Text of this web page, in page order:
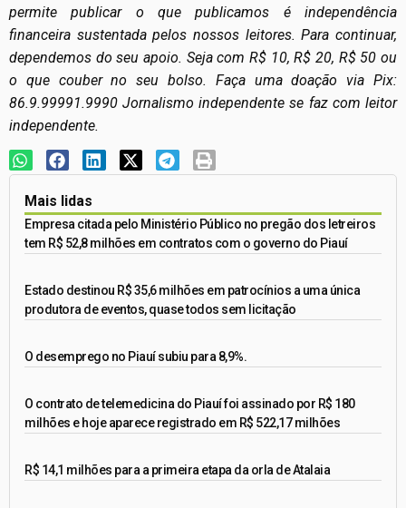
permite publicar o que publicamos é independência
financeira sustentada pelos nossos leitores. Para continuar,
dependemos do seu apoio. Seja com R$ 10, R$ 20, R$ 50 ou
o que couber no seu bolso. Faça uma doação via Pix:
86.9.99991.9990 Jornalismo independente se faz com leitor
independente.
Mais lidas
Empresa citada pelo Ministério Público no pregão dos letreiros
tem R$ 52,8 milhões em contratos com o governo do Piauí
Estado destinou R$ 35,6 milhões em patrocínios a uma única
produtora de eventos, quase todos sem licitação
O desemprego no Piauí subiu para 8,9%.
O contrato de telemedicina do Piauí foi assinado por R$ 180
milhões e hoje aparece registrado em R$ 522,17 milhões
R$ 14,1 milhões para a primeira etapa da orla de Atalaia